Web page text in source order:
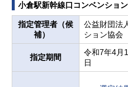
小倉駅新幹線口コンベンショ
指定管理者（候
補）
公益財団法
ション協会
指定期間
令和7年4月
日